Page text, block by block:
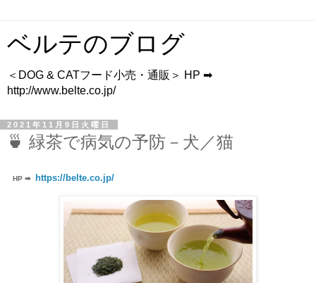
ベルテのブログ
＜DOG & CATフード小売・通販＞ HP ➡
http://www.belte.co.jp/
2021年11月9日火曜日
🍵 緑茶で病気の予防－犬／猫
HP ➡ https://belte.co.jp/